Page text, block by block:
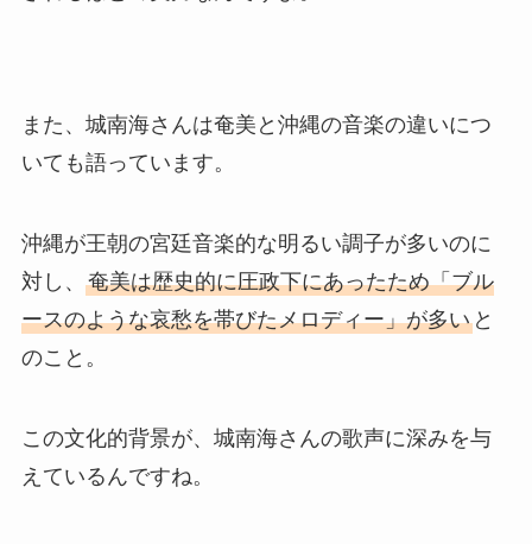
また、城南海さんは奄美と沖縄の音楽の違いにつ
いても語っています。
沖縄が王朝の宮廷音楽的な明るい調子が多いのに
対し、 奄美は歴史的に圧政下にあったため「ブル
ースのような哀愁を帯びたメロディー」が多いと
のこと。
この文化的背景が、城南海さんの歌声に深みを与
えているんですね。